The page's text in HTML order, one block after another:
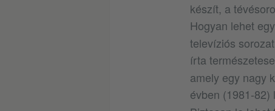
készít, a
Hogyan lehet
televíziós
írta
amely egy nagy
évben (1981-82)